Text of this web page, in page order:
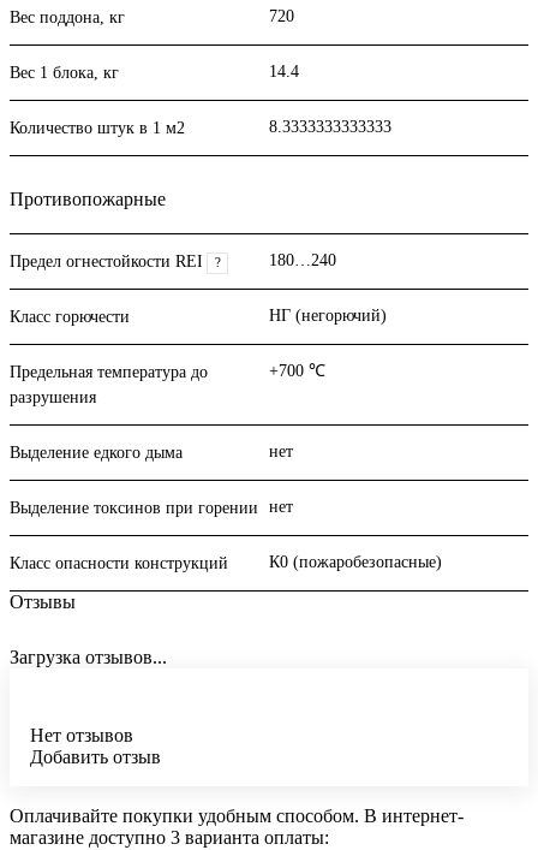
Вес поддона, кг 720
Вес 1 блока, кг 14.4
Количество штук в 1 м2 8.3333333333333
Противопожарные
Предел огнестойкости REI ? 180…240
Класс горючести НГ (негорючий)
Предельная температура до
разрушения
+700 ℃
Выделение едкого дыма нет
Выделение токсинов при горении нет
Класс опасности конструкций К0 (пожаробезопасные)
Отзывы
Загрузка отзывов...
Нет отзывов
Добавить отзыв
Оплачивайте покупки удобным способом. В интернет-
магазине доступно 3 варианта оплаты: